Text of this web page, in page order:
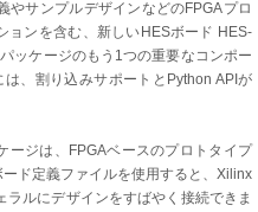
やサンプルデザインなどのFPGAプロ
ョンを含む、新しいHESボード HES-
ッケージのもう1つの重要なコンポー
、割り込みサポートとPython APIが
ージは、FPGAベースのプロトタイプ
ド定義ファイルを使用すると、Xilinx
ルにデザインをすばやく接続できま